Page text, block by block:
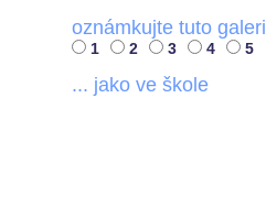
oznámkujte tuto
1 2 3 4 5
... jako ve škole